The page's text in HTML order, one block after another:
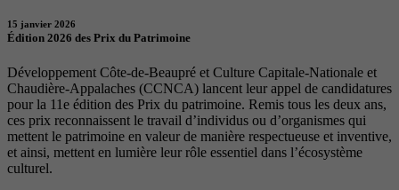
15 janvier 2026
Édition 2026 des Prix du Patrimoine
Développement Côte-de-Beaupré et Culture Capitale-Nationale et
Chaudière-Appalaches (CCNCA) lancent leur appel de candidatures
pour la 11e édition des Prix du patrimoine. Remis tous les deux ans,
ces prix reconnaissent le travail d’individus ou d’organismes qui
mettent le patrimoine en valeur de manière respectueuse et inventive,
et ainsi, mettent en lumière leur rôle essentiel dans l’écosystème
culturel.